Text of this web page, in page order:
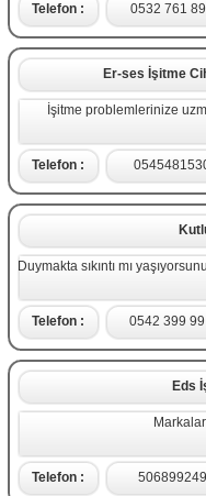
Telefon : 0532 761
Er-ses İşitme
İşitme problemlerinize
Telefon :
Duymakta sıkıntı mı
Telefon : 0542 399
Eds
Telefon :